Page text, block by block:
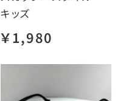
キッズ
￥1,980